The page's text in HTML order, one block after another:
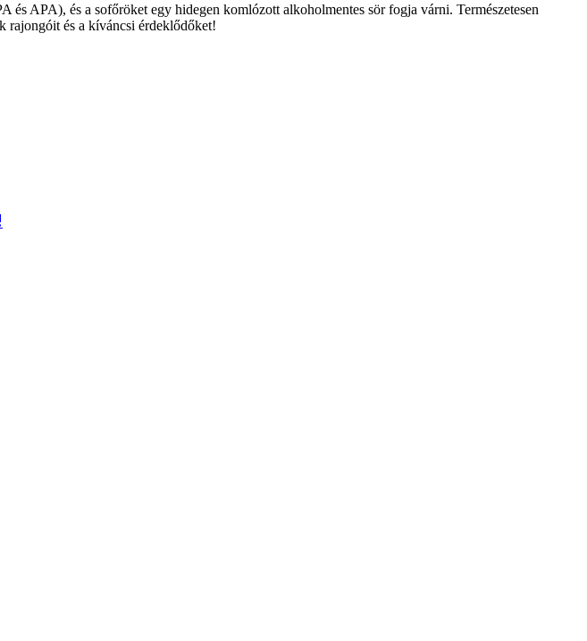
APA), és a sofőröket egy hidegen komlózott alkoholmentes sör fogja várni. Természetesen
rajongóit és a kíváncsi érdeklődőket!